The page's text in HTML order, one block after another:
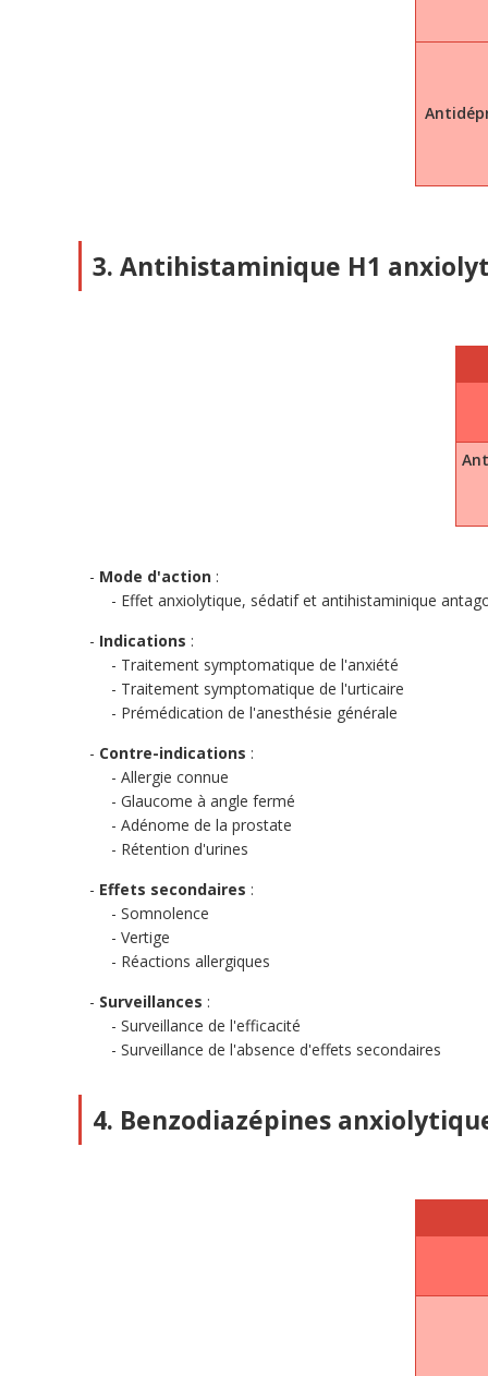
3. Antihistaminique H1
Mode d'action :
Effet anxiolytique, sédatif et antihistaminique
Indications :
Traitement symptomatique de l'anxiété
Traitement symptomatique de l'urticaire
Prémédication de l'anesthésie générale
Contre-indications :
Allergie connue
Glaucome à angle fermé
Adénome de la prostate
Rétention d'urines
Effets secondaires :
Somnolence
Vertige
Réactions allergiques
Surveillances :
Surveillance de l'efficacité
Surveillance de l'absence d'effets secondaires
4. Benzodiazépines